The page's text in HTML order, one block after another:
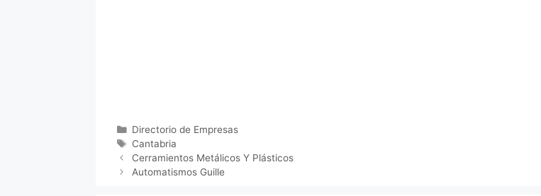
Categorías
Directorio de Empresas
Etiquetas
Cantabria
Cerramientos Metálicos Y Plásticos
Automatismos Guille